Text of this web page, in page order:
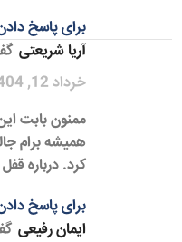
برای پاسخ
آریا شریعتی
خرداد 12, 1404 در 9:26 ق.ظ
ممنون بابت
همیشه برام
کرد. درباره
برای پاسخ
ایمان رفیعی